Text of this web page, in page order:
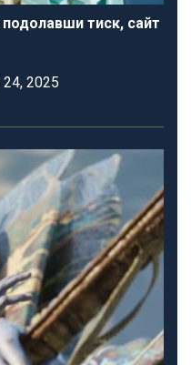
подолавши тиск, сайт
24, 2025